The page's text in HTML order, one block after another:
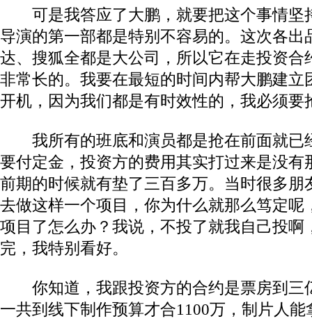
可是我答应了大鹏，就要把这个事情坚
导演的第一部都是特别不容易的。这次各出
达、搜狐全都是大公司，所以它在走投资合
非常长的。我要在最短的时间内帮大鹏建立
开机，因为我们都是有时效性的，我必须要
我所有的班底和演员都是抢在前面就已
要付定金，投资方的费用其实打过来是没有
前期的时候就有垫了三百多万。当时很多朋
去做这样一个项目，你为什么就那么笃定呢
项目了怎么办？我说，不投了就我自己投啊
完，我特别看好。
你知道，我跟投资方的合约是票房到三
一共到线下制作预算才合1100万，制片人